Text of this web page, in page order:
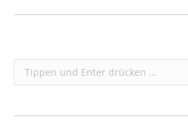
Search: